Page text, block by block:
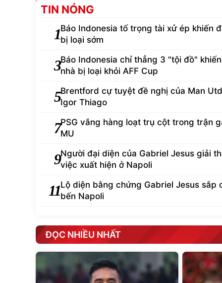
TIN NÓNG
1Báo Indonesia tố trọng tài xử ép khiến
bị loại sớm
3Báo Indonesia chỉ thẳng 3 "tội đồ"
nhà bị loại khỏi AFF Cup
5Brentford cự tuyệt đề nghị của Man
Igor Thiago
7PSG vắng hàng loạt trụ cột trong trận
MU
9Người đại diện của Gabriel Jesus giải
việc xuất hiện ở Napoli
11Lộ diện bằng chứng Gabriel Jesus sắp
bến Napoli
ĐỌC NHIỀU NHẤT